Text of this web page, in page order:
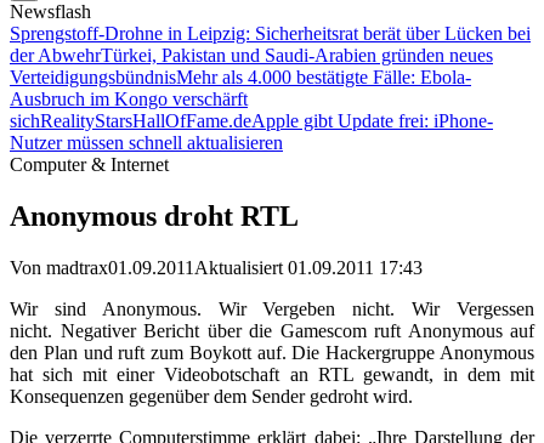
Newsflash
Sprengstoff-Drohne in Leipzig: Sicherheitsrat berät über Lücken bei
der AbwehrTürkei, Pakistan und Saudi-Arabien gründen neues
VerteidigungsbündnisMehr als 4.000 bestätigte Fälle: Ebola-
Ausbruch im Kongo verschärft
sichRealityStarsHallOfFame.deApple gibt Update frei: iPhone-
Nutzer müssen schnell aktualisieren
Computer & Internet
Anonymous droht RTL
Von madtrax01.09.2011 Aktualisiert 01.09.2011 17:43
Wir sind Anonymous. Wir Vergeben nicht. Wir Vergessen
nicht. Negativer Bericht über die Gamescom ruft Anonymous auf
den Plan und ruft zum Boykott auf. Die Hackergruppe Anonymous
hat sich mit einer Videobotschaft an RTL gewandt, in dem mit
Konsequenzen gegenüber dem Sender gedroht wird.
Die verzerrte Computerstimme erklärt dabei: „Ihre Darstellung der